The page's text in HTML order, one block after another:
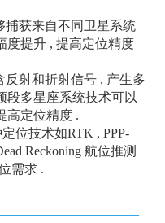
捕获来自不同卫星系统
度提升 , 提高定位精度
反射和折射信号 , 产生多
段多星座系统技术可以
高定位精度 .
位技术如RTK , PPP-
Reckoning 航位推测
需求 .